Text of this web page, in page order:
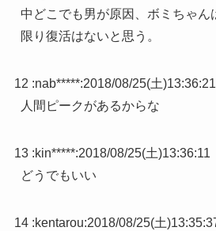
中どこでも男が原因、ボミちゃん
限り復活はないと思う。
12 :nab*****:2018/08/25(土)13:36:21
人間ピークがあるからな
13 :kin*****:2018/08/25(土)13:36:11
どうでもいい
14 :kentarou:2018/08/25(土